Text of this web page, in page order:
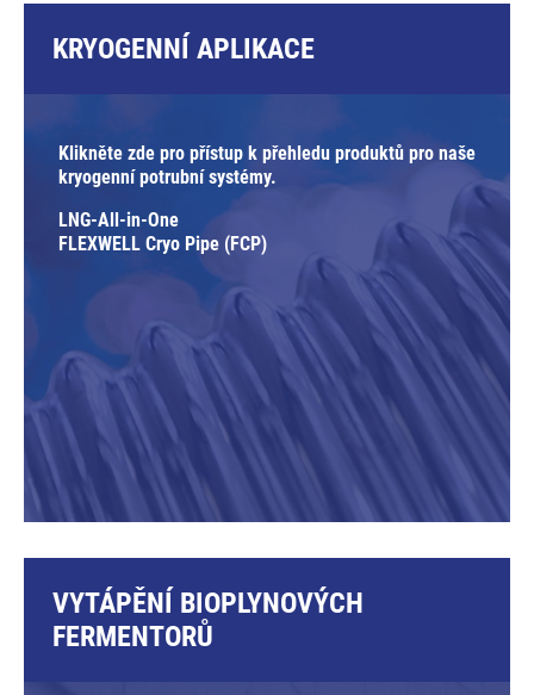
KRYOGENNÍ APLIKACE
Klikněte zde pro přístup k přehledu produktů pro naše
kryogenní potrubní systémy.
LNG-All-in-One
FLEXWELL Cryo Pipe (FCP)
VYTÁPĚNÍ BIOPLYNOVÝCH
FERMENTORŮ